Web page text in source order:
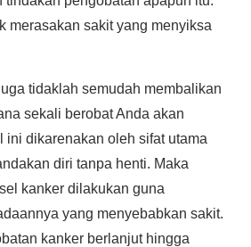
merasakan sakit yang menyiksa
tidaklah semudah membalikan
sekali berobat Anda akan
ini dikarenakan oleh sifat utama
diri tanpa henti. Maka
kanker dilakukan guna
yang menyebabkan sakit.
kanker berlanjut hingga